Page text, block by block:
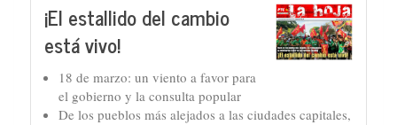
¡El estallido del cambio
está vivo!
18 de marzo: un viento a favor para
el gobierno y la consulta popular
De los pueblos más alejados a las ciudades capitales,